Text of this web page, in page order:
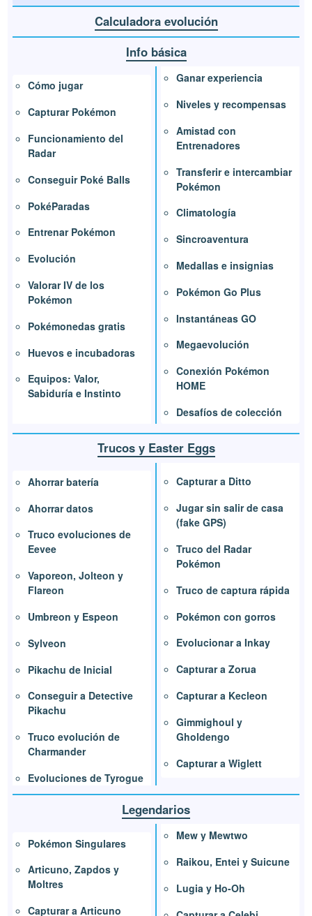
Calculadora evolución
Info básica
Cómo jugar
Capturar Pokémon
Funcionamiento del
Radar
Conseguir Poké Balls
PokéParadas
Entrenar Pokémon
Evolución
Valorar IV de los
Pokémon
Pokémonedas gratis
Huevos e incubadoras
Equipos: Valor,
Sabiduría e Instinto
Ganar experiencia
Niveles y recompensas
Amistad con
Entrenadores
Transferir e intercambiar
Pokémon
Climatología
Sincroaventura
Medallas e insignias
Pokémon Go Plus
Instantáneas GO
Megaevolución
Conexión Pokémon
HOME
Desafíos de colección
Trucos y Easter Eggs
Ahorrar batería
Ahorrar datos
Truco evoluciones de
Eevee
Vaporeon, Jolteon y
Flareon
Umbreon y Espeon
Sylveon
Pikachu de Inicial
Conseguir a Detective
Pikachu
Truco evolución de
Charmander
Evoluciones de Tyrogue
Capturar a Ditto
Jugar sin salir de casa
(fake GPS)
Truco del Radar
Pokémon
Truco de captura rápida
Pokémon con gorros
Evolucionar a Inkay
Capturar a Zorua
Capturar a Kecleon
Gimmighoul y
Gholdengo
Capturar a Wiglett
Legendarios
Pokémon Singulares
Articuno, Zapdos y
Moltres
Capturar a Articuno
Mew y Mewtwo
Raikou, Entei y Suicune
Lugia y Ho-Oh